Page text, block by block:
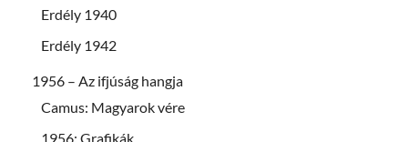
Erdély 1940
Erdély 1942
1956 – Az ifjúság hangja
Camus: Magyarok vére
1956: Grafikák